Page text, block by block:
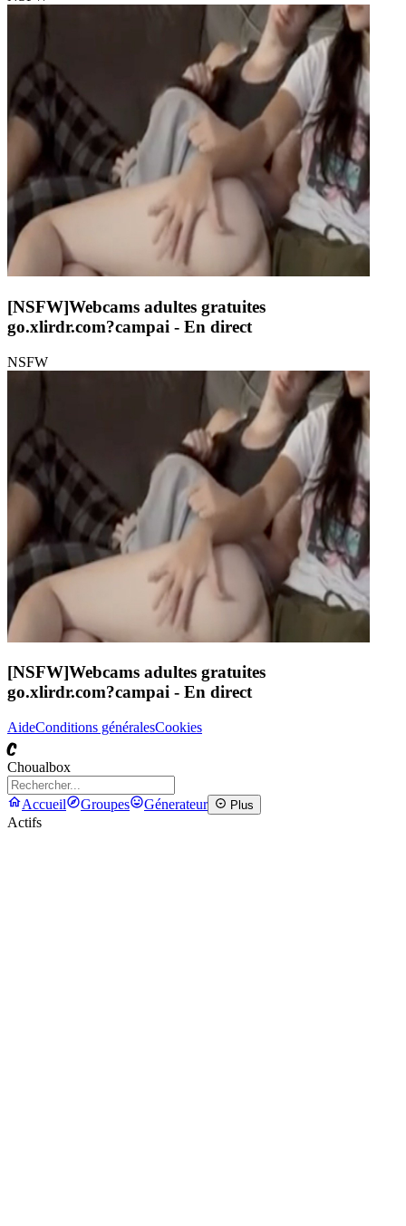
[NSFW]Webcams adultes gratuites
go.xlirdr.com?campai - En direct
NSFW
[NSFW]Webcams adultes gratuites
go.xlirdr.com?campai - En direct
AideConditions généralesCookies
C
Choualbox
Accueil Groupes Génerateur Plus
Actifs